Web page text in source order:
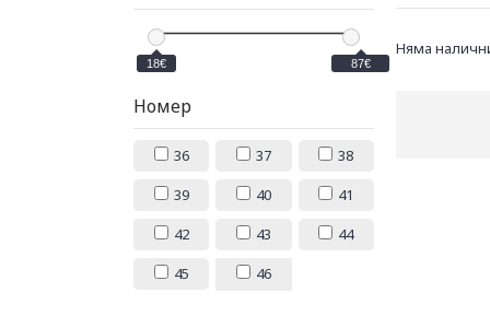
18€ 87€
Номер
36 37
38
39
40
41
42
43
44
45
46
Няма